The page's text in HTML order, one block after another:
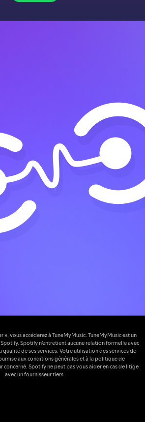
», vous accéderez à TuneMyMusic. TuneMyMusic est un
Spotify n'entretient aucune relation formelle avec
qualité de ses services. Votre utilisation des services de
aux conditions générales et à la politique de
Spotify ne peut pas vous aider en cas de litige
avec un fournisseur tiers.